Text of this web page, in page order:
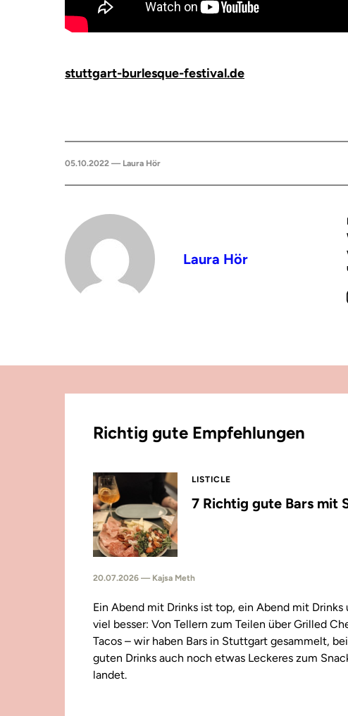
stuttgart-burlesque-festival.de
05.10.2022 — Laura Hör
Laura Hör
Richtig gute Empfehlungen
LISTICLE
7 Richtig gute Bars mit
20.07.2026 — Kajsa Meth
Ein Abend mit Drinks ist top, ein Abend mit Drinks
viel besser: Von Tellern zum Teilen über Grilled
Tacos – wir haben Bars in Stuttgart gesammelt,
guten Drinks auch noch etwas Leckeres zum
landet.